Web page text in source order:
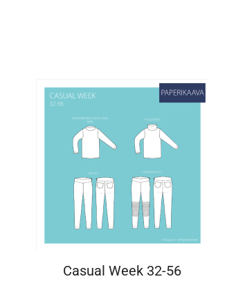
Casual Week 32-56